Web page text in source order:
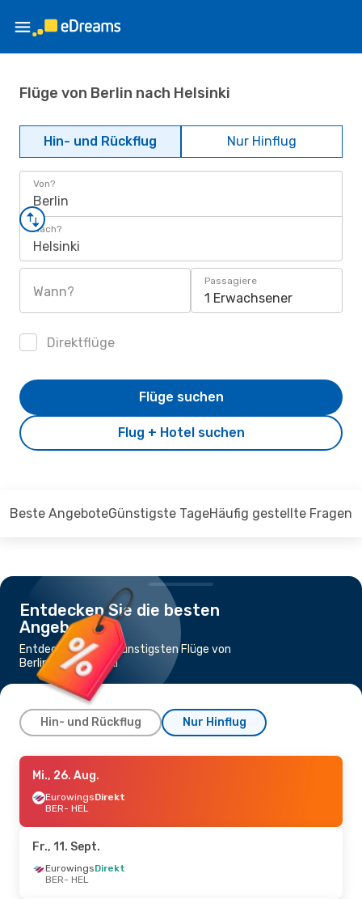
Flüge von Berlin nach Helsinki
Hin- und Rückflug Nur Hinflug
Von?
Berlin
Nach?
Helsinki
Wann?
Passagiere
1 Erwachsener
Direktflüge
Flug + Hotel suchen
Flüge suchen
Beste AngeboteGünstigste TageHäufig gestellte Fragen
Entdecken Sie die besten
Angebote
Entdecken Sie die günstigsten Flüge von
Berlin nach Helsinki
Hin- und Rückflug Nur Hinflug
Fr., 11. Sept.
EurowingsDirekt
BER- HEL
1 Zwischenstopp
HEL- BER
Do., 17. Sept.
Mi., 26. Aug.
EurowingsDirekt
BER- HEL
Fr., 11. Sept.
EurowingsDirekt
BER- HEL